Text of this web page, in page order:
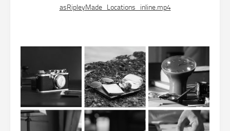
asRipleyMade_Locations_inline.mp4